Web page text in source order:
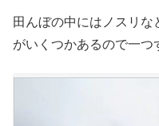
田んぼの中にはノスリ
がいくつかあるので一つ